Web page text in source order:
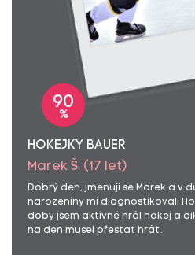
90
%
HOKEJKY BAUER
Marek Š. (17 let)
Dobrý den, jmenuji se Marek a v
narozeniny mi diagnostikovali
doby jsem aktivně hrál hokej a
na den musel přestat hrát.